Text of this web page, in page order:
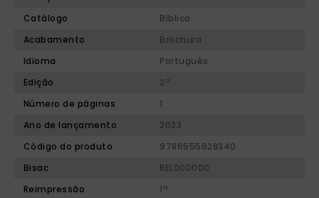
Catálogo
Bíblico
Acabamento
Brochura
Idioma
Português
Edição
2ª
Número de páginas
1
Ano de lançamento
2023
Código do produto
9786555628340
Bisac
REL000000
Reimpressão
1ª